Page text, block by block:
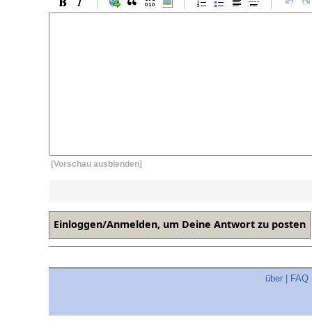
[Vorschau ausblenden]
über FAQ